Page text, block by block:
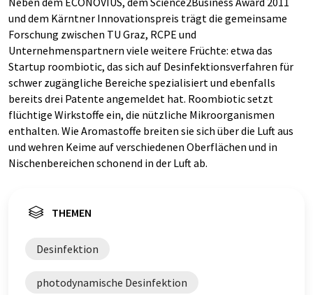
und dem Kärntner Innovationspreis trägt die gemeinsame
Forschung zwischen TU Graz, RCPE und
Unternehmenspartnern viele weitere Früchte: etwa das
Startup roombiotic, das sich auf Desinfektionsverfahren für
schwer zugängliche Bereiche spezialisiert und ebenfalls
bereits drei Patente angemeldet hat. Roombiotic setzt
flüchtige Wirkstoffe ein, die nützliche Mikroorganismen
enthalten. Wie Aromastoffe breiten sie sich über die Luft aus
und wehren Keime auf verschiedenen Oberflächen und in
Nischenbereichen schonend in der Luft ab.
THEMEN
Desinfektion
photodynamische Desinfektion